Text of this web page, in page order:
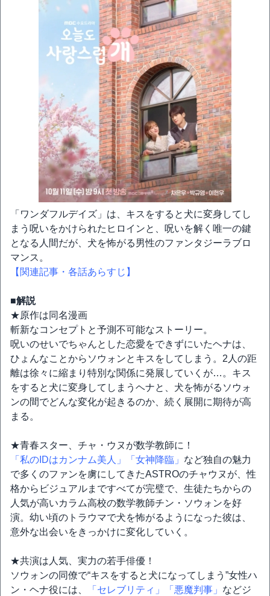
「ワンダフルデイズ」は、キスをすると犬に変身してし
まう呪いをかけられたヒロインと、呪いを解く唯一の鍵
となる人間だが、犬を怖がる男性のファンタジーラブロ
マンス。
【関連記事・各話あらすじ】
■解説
★原作は同名漫画
斬新なコンセプトと予測不可能なストーリー。
呪いのせいでちゃんとした恋愛をできずにいたヘナは、
ひょんなことからソウォンとキスをしてしまう。2人の距
離は徐々に縮まり特別な関係に発展していくが…。キス
をすると犬に変身してしまうヘナと、犬を怖がるソウォ
ンの間でどんな変化が起きるのか、続く展開に期待が高
まる。
★青春スター、チャ・ウヌが数学教師に！
「私のIDはカンナム美人」
「女神降臨」 など独自の魅力
で多くのファンを虜にしてきたASTROのチャウヌが、性
格からビジュアルまですべてが完璧で、生徒たちからの
人気が高いカラム高校の数学教師チン・ソウォンを好
演。幼い頃のトラウマで犬を怖がるようになった彼は、
意外な出会いをきっかけに変化していく。
★共演は人気、実力の若手俳優！
ソウォンの同僚で“キスをすると犬になってしまう”女性ハ
ン・ヘナ役には、
「セレブリティ」 「悪魔判事」 などジ